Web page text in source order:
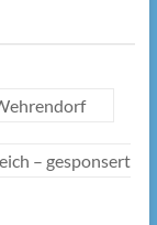
– gesponsert